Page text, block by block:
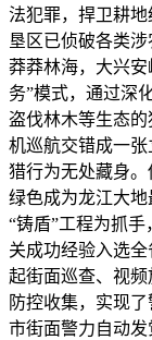
法犯罪，捍卫耕地
垦区已侦破各类涉
莽莽林海，大兴
务”模式，通过深
盗伐林木等生态
机巡航交错成一
猎行为无处藏身
绿色成为龙江大
“铸盾”工程为抓
关成功经验入选
起街面巡查、视
防控收集，实现
市街面警力自动